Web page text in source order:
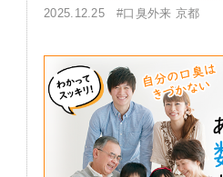
2025.12.25#口臭外来 京都